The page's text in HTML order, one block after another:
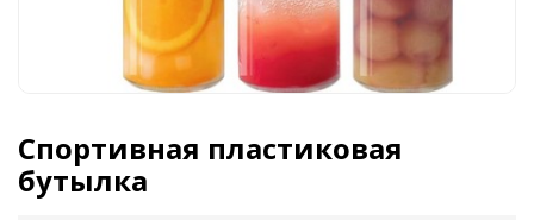
Спортивная пластиковая
бутылка